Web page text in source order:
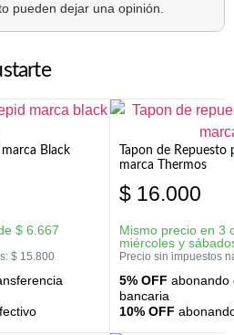
pueden dejar una opinión.
Black
$ 6.667
$ 15.800
Tapon de Repuesto
marca Thermos
$ 16.000
Mismo precio en 3
miércoles y
Precio sin impuestos
5% OFF abonando
bancaria
10% OFF